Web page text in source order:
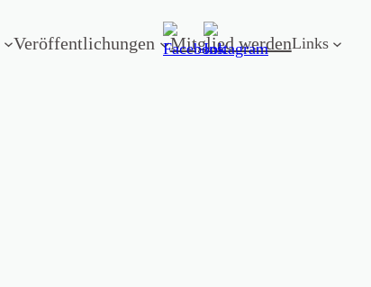
Veröffentlichungen Mitglied werdenLinks